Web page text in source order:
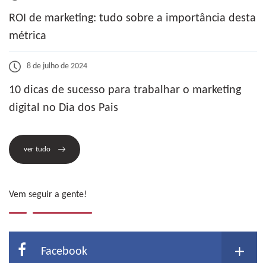
ROI de marketing: tudo sobre a importância desta
métrica
8 de julho de 2024
10 dicas de sucesso para trabalhar o marketing
digital no Dia dos Pais
ver tudo
Vem seguir a gente!
Facebook